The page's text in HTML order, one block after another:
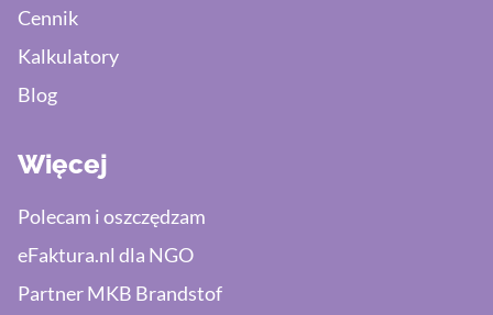
Cennik
Kalkulatory
Blog
Więcej
Polecam i oszczędzam
eFaktura.nl dla NGO
Partner MKB Brandstof